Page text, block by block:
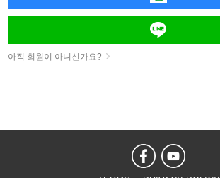
아직 회원이 아니신가요?